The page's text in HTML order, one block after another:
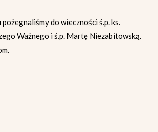
do wieczności ś.p. ks.
Ważnego i ś.p. Martę Niezabitowską.